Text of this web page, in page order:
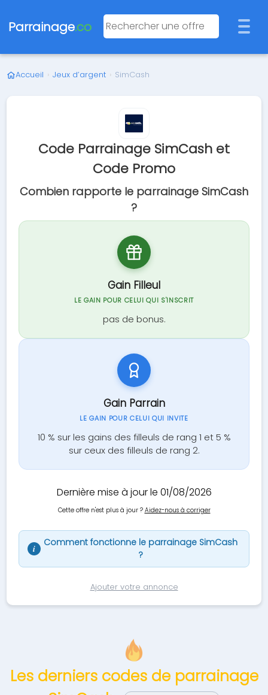
Parrainage.co
Accueil › Jeux d’argent › SimCash
Code Parrainage SimCash et
Code Promo
Combien rapporte le parrainage SimCash
?
Gain Filleul
LE GAIN POUR CELUI QUI S'INSCRIT
pas de bonus.
Gain Parrain
LE GAIN POUR CELUI QUI INVITE
10 % sur les gains des filleuls de rang 1 et 5 %
sur ceux des filleuls de rang 2.
Dernière mise à jour le 01/08/2026
Cette offre n'est plus à jour ? Aidez-nous à corriger
i
Comment fonctionne le parrainage SimCash
?
Ajouter votre annonce
Les derniers codes de parrainage